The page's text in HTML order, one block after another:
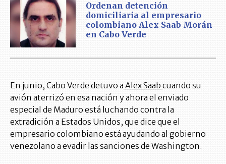
Ordenan detención
domiciliaria al empresario
colombiano Alex Saab Morán
en Cabo Verde
En junio, Cabo Verde detuvo aAlex Saab cuando su
avión aterrizó en esa nación y ahora el enviado
especial de Maduro está luchando contra la
extradición a Estados Unidos, que dice que el
empresario colombiano está ayudando al gobierno
venezolano a evadir las sanciones de Washington.